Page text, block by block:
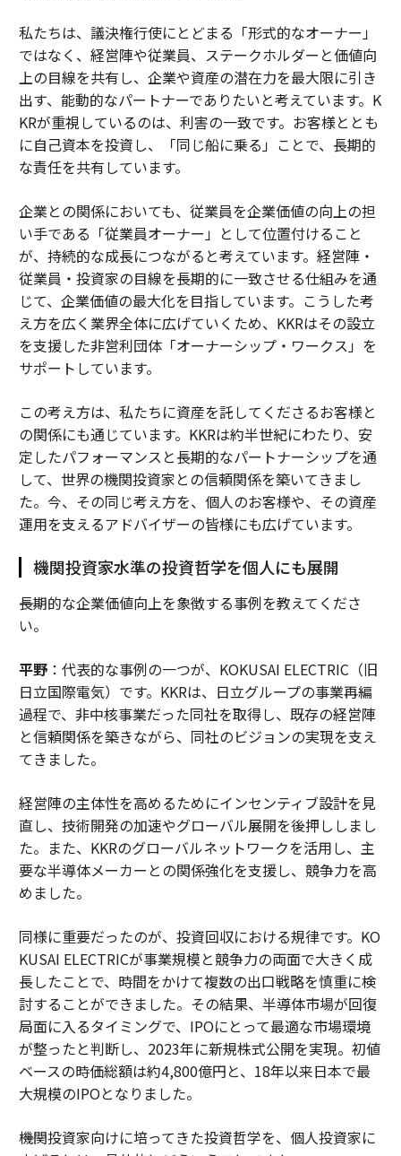
私たちは、議決権行使にとどまる「形式的なオーナー」
ではなく、経営陣や従業員、ステークホルダーと価値向
上の目線を共有し、企業や資産の潜在力を最大限に引き
出す、能動的なパートナーでありたいと考えています。K
KRが重視しているのは、利害の一致です。お客様ととも
に自己資本を投資し、「同じ船に乗る」ことで、長期的
な責任を共有しています。
企業との関係においても、従業員を企業価値の向上の担
い手である「従業員オーナー」として位置付けること
が、持続的な成長につながると考えています。経営陣・
従業員・投資家の目線を長期的に一致させる仕組みを通
じて、企業価値の最大化を目指しています。こうした考
え方を広く業界全体に広げていくため、KKRはその設立
を支援した非営利団体「オーナーシップ・ワークス」を
サポートしています。
この考え方は、私たちに資産を託してくださるお客様と
の関係にも通じています。KKRは約半世紀にわたり、安
定したパフォーマンスと長期的なパートナーシップを通
して、世界の機関投資家との信頼関係を築いてきまし
た。今、その同じ考え方を、個人のお客様や、その資産
運用を支えるアドバイザーの皆様にも広げています。
機関投資家水準の投資哲学を個人にも展開
――長期的な企業価値向上を象徴する事例を教えてくださ
い。
平野：代表的な事例の一つが、KOKUSAI ELECTRIC（旧
日立国際電気）です。KKRは、日立グループの事業再編
過程で、非中核事業だった同社を取得し、既存の経営陣
と信頼関係を築きながら、同社のビジョンの実現を支え
てきました。
経営陣の主体性を高めるためにインセンティブ設計を見
直し、技術開発の加速やグローバル展開を後押ししまし
た。また、KKRのグローバルネットワークを活用し、主
要な半導体メーカーとの関係強化を支援し、競争力を高
めました。
同様に重要だったのが、投資回収における規律です。KO
KUSAI ELECTRICが事業規模と競争力の両面で大きく成
長したことで、時間をかけて複数の出口戦略を慎重に検
討することができました。その結果、半導体市場が回復
局面に入るタイミングで、IPOにとって最適な市場環境
が整ったと判断し、2023年に新規株式公開を実現。初値
ベースの時価総額は約4,800億円と、18年以来日本で最
大規模のIPOとなりました。
――機関投資家向けに培ってきた投資哲学を、個人投資家に